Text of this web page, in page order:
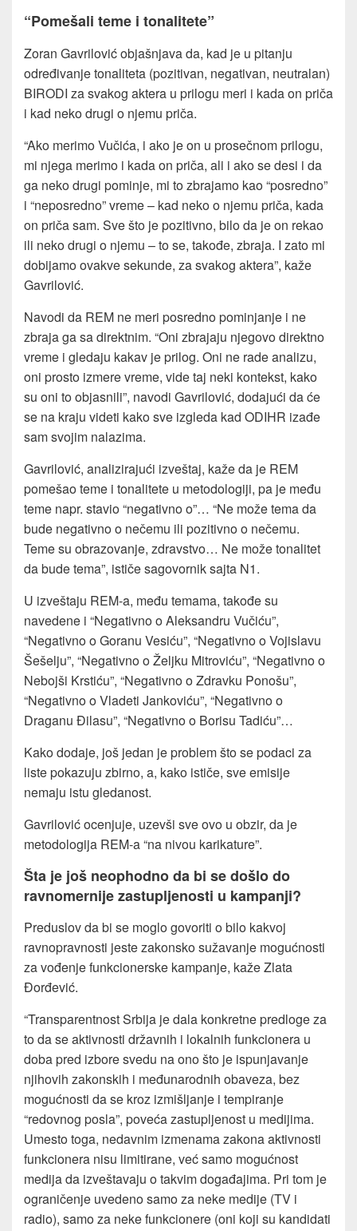
“Pomešali teme i tonalitete”
Zoran Gavrilović objašnjava da, kad je u pitanju
određivanje tonaliteta (pozitivan, negativan, neutralan)
BIRODI za svakog aktera u prilogu meri i kada on priča
i kad neko drugi o njemu priča.
“Ako merimo Vučića, i ako je on u prosečnom prilogu,
mi njega merimo i kada on priča, ali i ako se desi i da
ga neko drugi pominje, mi to zbrajamo kao “posredno”
i “neposredno” vreme – kad neko o njemu priča, kada
on priča sam. Sve što je pozitivno, bilo da je on rekao
ili neko drugi o njemu – to se, takođe, zbraja. I zato mi
dobijamo ovakve sekunde, za svakog aktera”, kaže
Gavrilović.
Navodi da REM ne meri posredno pominjanje i ne
zbraja ga sa direktnim. “Oni zbrajaju njegovo direktno
vreme i gledaju kakav je prilog. Oni ne rade analizu,
oni prosto izmere vreme, vide taj neki kontekst, kako
su oni to objasnili”, navodi Gavrilović, dodajući da će
se na kraju videti kako sve izgleda kad ODIHR izađe
sam svojim nalazima.
Gavrilović, analizirajući izveštaj, kaže da je REM
pomešao teme i tonalitete u metodologiji, pa je među
teme napr. stavio “negativno o”… “Ne može tema da
bude negativno o nečemu ili pozitivno o nečemu.
Teme su obrazovanje, zdravstvo… Ne može tonalitet
da bude tema”, ističe sagovornik sajta N1.
U izveštaju REM-a, među temama, takođe su
navedene i “Negativno o Aleksandru Vučiću”,
“Negativno o Goranu Vesiću”, “Negativno o Vojislavu
Šešelju”, “Negativno o Željku Mitroviću”, “Negativno o
Nebojši Krstiću”, “Negativno o Zdravku Ponošu”,
“Negativno o Vladeti Jankoviću”, “Negativno o
Draganu Đilasu”, “Negativno o Borisu Tadiću”…
Kako dodaje, još jedan je problem što se podaci za
liste pokazuju zbirno, a, kako ističe, sve emisije
nemaju istu gledanost.
Gavrilović ocenjuje, uzevši sve ovo u obzir, da je
metodologija REM-a “na nivou karikature”.
Šta je još neophodno da bi se došlo do
ravnomernije zastupljenosti u kampanji?
Preduslov da bi se moglo govoriti o bilo kakvoj
ravnopravnosti jeste zakonsko sužavanje mogućnosti
za vođenje funkcionerske kampanje, kaže Zlata
Đorđević.
“Transparentnost Srbija je dala konkretne predloge za
to da se aktivnosti državnih i lokalnih funkcionera u
doba pred izbore svedu na ono što je ispunjavanje
njihovih zakonskih i međunarodnih obaveza, bez
mogućnosti da se kroz izmišljanje i tempiranje
“redovnog posla”, poveća zastupljenost u medijima.
Umesto toga, nedavnim izmenama zakona aktivnosti
funkcionera nisu limitirane, već samo mogućnost
medija da izveštavaju o takvim događajima. Pri tom je
ograničenje uvedeno samo za neke medije (TV i
radio), samo za neke funkcionere (oni koji su kandidati